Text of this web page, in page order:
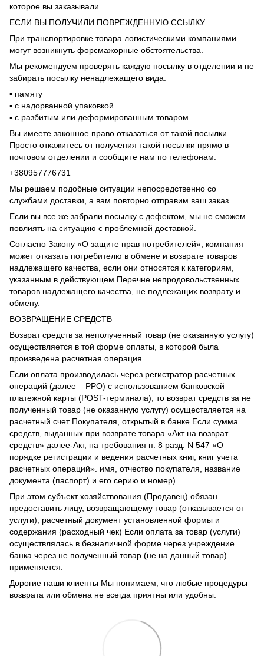
которое вы заказывали.
ЕСЛИ ВЫ ПОЛУЧИЛИ ПОВРЕЖДЕННУЮ ССЫЛКУ
При транспортировке товара логистическими компаниями
могут возникнуть форсмажорные обстоятельства.
Мы рекомендуем проверять каждую посылку в отделении и не
забирать посылку ненадлежащего вида:
▪️ памяту
▪️ с надорванной упаковкой
▪️ с разбитым или деформированным товаром
Вы имеете законное право отказаться от такой посылки.
Просто откажитесь от получения такой посылки прямо в
почтовом отделении и сообщите нам по телефонам:
+380957776731
Мы решаем подобные ситуации непосредственно со
службами доставки, а вам повторно отправим ваш заказ.
Если вы все же забрали посылку с дефектом, мы не сможем
повлиять на ситуацию с проблемной доставкой.
Согласно Закону «О защите прав потребителей», компания
может отказать потребителю в обмене и возврате товаров
надлежащего качества, если они относятся к категориям,
указанным в действующем Перечне непродовольственных
товаров надлежащего качества, не подлежащих возврату и
обмену.
ВОЗВРАЩЕНИЕ СРЕДСТВ
Возврат средств за неполученный товар (не оказанную услугу)
осуществляется в той форме оплаты, в которой была
произведена расчетная операция.
Если оплата производилась через регистратор расчетных
операций (далее – РРО) с использованием банковской
платежной карты (POST-терминала), то возврат средств за не
полученный товар (не оказанную услугу) осуществляется на
расчетный счет Покупателя, открытый в банке Если сумма
средств, выданных при возврате товара «Акт на возврат
средств» далее-Акт, на требования п. 8 разд. N 547 «О
порядке регистрации и ведения расчетных книг, книг учета
расчетных операций». имя, отчество покупателя, название
документа (паспорт) и его серию и номер).
При этом субъект хозяйствования (Продавец) обязан
предоставить лицу, возвращающему товар (отказывается от
услуги), расчетный документ установленной формы и
содержания (расходный чек) Если оплата за товар (услуги)
осуществлялась в безналичной форме через учреждение
банка через не полученный товар (не на данный товар).
применяется.
Дорогие наши клиенты Мы понимаем, что любые процедуры
возврата или обмена не всегда приятны или удобны.